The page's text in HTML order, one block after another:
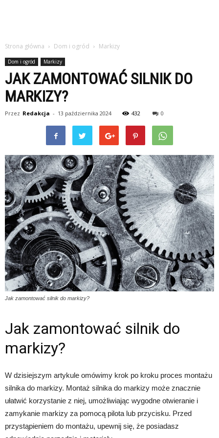
Strona główna Dom i ogród Markizy
Dom i ogród Markizy
JAK ZAMONTOWAĆ SILNIK DO
MARKIZY?
Przez Redakcja - 13 października 2024 432 0
Jak zamontować silnik do markizy?
Jak zamontować silnik do
markizy?
W dzisiejszym artykule omówimy krok po kroku proces montażu
silnika do markizy. Montaż silnika do markizy może znacznie
ułatwić korzystanie z niej, umożliwiając wygodne otwieranie i
zamykanie markizy za pomocą pilota lub przycisku. Przed
przystąpieniem do montażu, upewnij się, że posiadasz